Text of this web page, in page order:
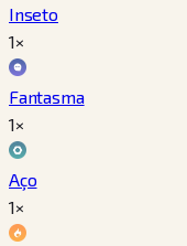
Inseto
1×
Fantasma
1×
Aço
1×